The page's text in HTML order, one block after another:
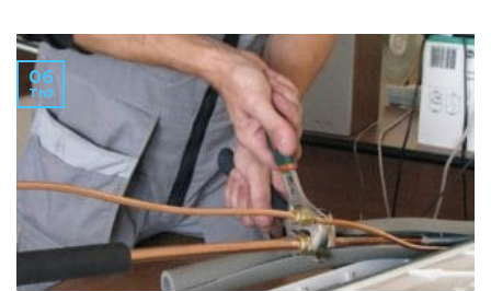
06
Th5